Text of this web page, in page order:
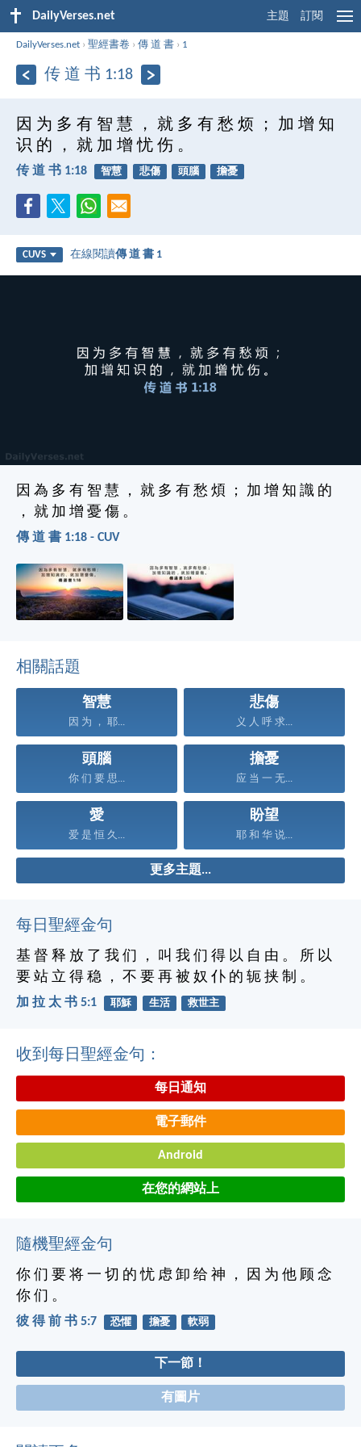
DailyVerses.net 主題 訂閱
DailyVerses.net ›聖經書卷 ›傳 道 書 › 1
传 道 书 1:18
因 为 多 有 智 慧 ， 就 多 有 愁 烦 ； 加 增 知
识 的 ， 就 加 增 忧 伤 。
传 道 书 1:18 智慧 悲傷 頭腦 擔憂
CUVS 在線閱讀傳 道 書 1
因 為 多 有 智 慧 ， 就 多 有 愁 煩 ； 加 增 知 識 的
， 就 加 增 憂 傷 。
傳 道 書 1:18 - CUV
相關話題
智慧
因 为 ， 耶...
悲傷
义 人 呼 求...
頭腦
你 们 要 思...
擔憂
应 当 一 无...
愛
爱 是 恒 久...
盼望
耶 和 华 说...
更多主題...
每日聖經金句
基 督 释 放 了 我 们 ， 叫 我 们 得 以 自 由 。 所 以
要 站 立 得 稳 ， 不 要 再 被 奴 仆 的 轭 挟 制 。
加 拉 太 书 5:1 耶穌 生活 救世主
收到每日聖經金句：
每日通知
電子郵件
Android
在您的網站上
隨機聖經金句
你 们 要 将 一 切 的 忧 虑 卸 给 神 ， 因 为 他 顾 念
你 们 。
彼 得 前 书 5:7 恐懼 擔憂 軟弱
下一節！
有圖片